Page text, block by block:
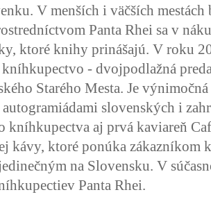
V menších i väčších
Panta Rhei sa v
ktoré knihy prinášajú. V roku
kníhkupectvo - dvojpodlažná
Starého Mesta. Je
slovenských i
kníhkupectva aj prvá kaviareň
kávy, ktoré ponúka zákazníkom
na Slovensku. V
Panta Rhei.